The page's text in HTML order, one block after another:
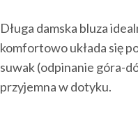
wynosiła:
135.00 zł.
Długa damska bluza
komfortowo układa się
suwak (odpinanie góra-
przyjemna w dotyku.